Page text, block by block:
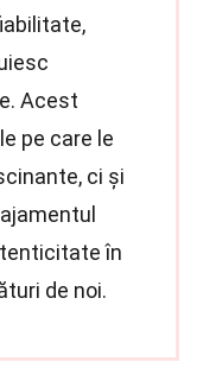
Acest
pe care le
ci și
în
de noi.